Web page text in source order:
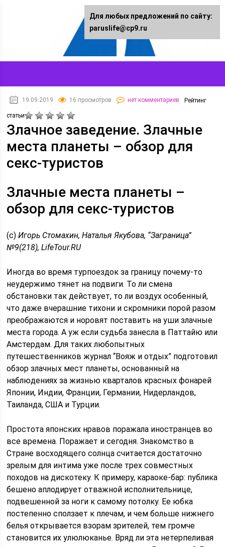
19.09.2019 16 просмотров нет комментариев Рейтинг
статьи
Злачное заведение. Злачные
места планеты – обзор для
секс-туристов
Злачные места планеты –
обзор для секс-туристов
(c)Игорь Стомахин, Наталья Якубова, “Заграница”
№9(218), LifeTour.RU
Иногда во время турпоездок за границу почему-то
неудержимо тянет на подвиги. То ли смена
обстановки так действует, то ли воздух особенный,
что даже вчерашние тихони и скромники порой разом
преображаются и норовят поставить на уши злачные
места города. А уж если судьба занесла в Паттайю или
Амстердам. Для таких любопытных
путешественников журнал “Вояж и отдых” подготовил
обзор злачных мест планеты, основанный на
наблюдениях за жизнью кварталов красных фонарей
Японии, Индии, Франции, Германии, Нидерландов,
Таиланда, США и Турции.
Простота японских нравов поражала иностранцев во
все времена. Поражает и сегодня. Знакомство в
Стране восходящего солнца считается достаточно
зрелым для интима уже после трех совместных
походов на дискотеку. К примеру, караоке-бар: публика
бешено аплодирует отважной исполнительнице,
подвешенной за ноги к самому потолку. Ее юбка
постепенно сползает к плечам, и чем больше нижнего
белья открывается взорам зрителей, тем громче
становится их улюлюканье. Вряд ли эта нетерпеливая
Для любых предложений по сайту:
paruslife@cp9.ru